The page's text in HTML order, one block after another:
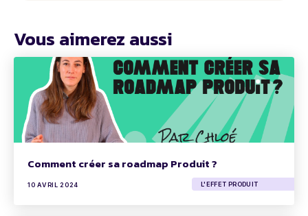
Vous aimerez aussi
Comment créer sa roadmap Produit ?
10 AVRIL 2024 L'EFFET PRODUIT